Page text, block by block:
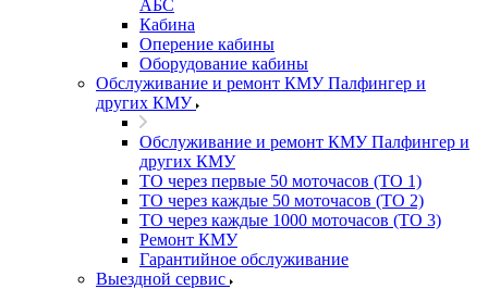
АБС
Кабина
Оперение кабины
Оборудование кабины
Обслуживание и ремонт КМУ Палфингер и
других КМУ
Обслуживание и ремонт КМУ Палфингер и
других КМУ
ТО через первые 50 моточасов (ТО 1)
ТО через каждые 50 моточасов (ТО 2)
ТО через каждые 1000 моточасов (ТО 3)
Ремонт КМУ
Гарантийное обслуживание
Выездной сервис